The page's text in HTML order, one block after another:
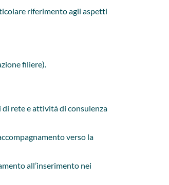
riferimento agli aspetti
filiere).
di rete e attività di consulenza
verso la
all’inserimento nei